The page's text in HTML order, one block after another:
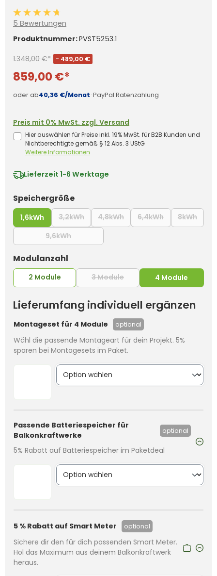
Durchschnittliche Bewertung von 4.7 von 5 Sternen
5 Bewertungen
Produktnummer:PVST5253.1
1.348,00 €* - 489,00 €
859,00 €*
oder ab40,36 €/Monat ·PayPal Ratenzahlung
Preis mit 0% MwSt. zzgl. Versand
Hier auswählen für Preise inkl. 19% MwSt. für B2B Kunden und
Nichtberechtigte gemäß § 12 Abs. 3 UStG
Weitere Informationen
Lieferzeit 1-6 Werktage
Speichergrößeauswählen
1,6kWh 3,2kWh(Diese Option ist zurzeit nicht
4,8kWh(Diese Option ist zurzeit
6,4kWh(Diese Option
8kWh
9,6kWh(Diese Option ist zurzeit nicht verfügbar.)
Modulanzahl
2 Module 3 Module(Diese Option ist zurzeit
4 Module
Lieferumfang individuell ergänzen
Montageset für 4 Module optional
Wähl die passende Montageart für dein Projekt. 5%
sparen bei Montagesets im Paket.
Passende Batteriespeicher für
Balkonkraftwerke
optional
5% Rabatt auf Batteriespeicher im Paketdeal
5 % Rabatt auf Smart Meter optional
Sichere dir den für dich passenden Smart Meter.
Hol das Maximum aus deinem Balkonkraftwerk
heraus.